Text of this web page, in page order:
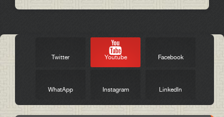
Facebook
Youtube
Twitter
LinkedIn
Instagram
WhatApp